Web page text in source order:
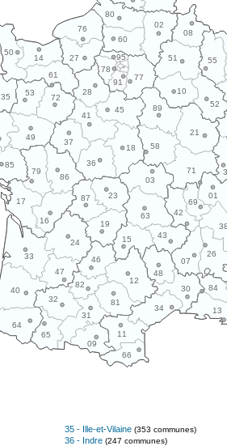
10
11
12
13
14
15
16
17
18
19
21
23
24
26
27
28
30
31
32
33
34
35
36
37
40
41
42
43
45
46
47
48
49
50
51
52
53
55
58
60
61
63
64
65
66
69
01
02
03
07
08
09
71
72
76
77
78
79
80
81
82 84
85
86
87
89
91
95
35 - Ille-et-Vilaine (353 communes)
36 - Indre (247 communes)